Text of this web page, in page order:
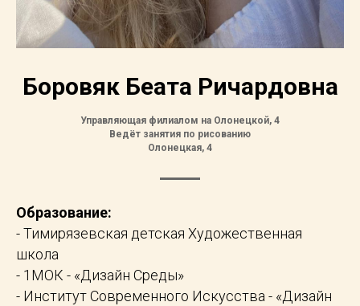
Боровяк Беата Ричардовна
Управляющая филиалом на Олонецкой, 4
Ведёт занятия по рисованию
Олонецкая, 4
Образование:
- Тимирязевская детская Художественная
школа
- 1МОК - «Дизайн Среды»
- Институт Современного Искусства - «Дизайн